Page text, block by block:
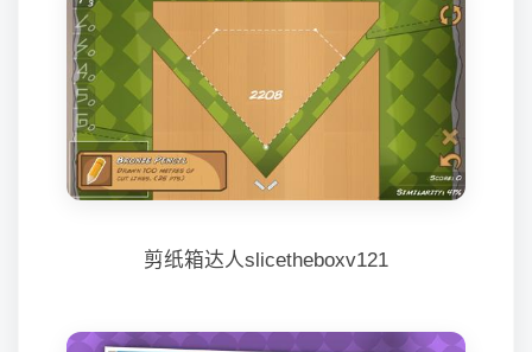
剪纸箱达人slicetheboxv121